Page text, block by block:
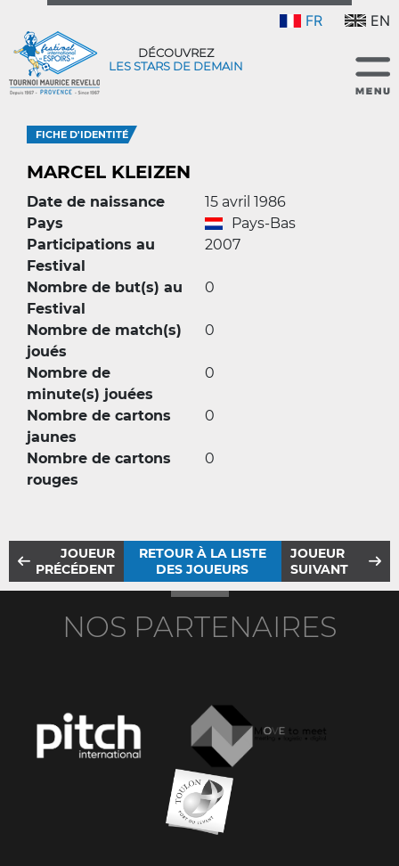
FR EN
DÉCOUVREZ
LES STARS DE DEMAIN
FICHE D'IDENTITÉ
MARCEL KLEIZEN
Date de naissance
15 avril 1986
Pays
Pays-Bas
Participations au
Festival
2007
Nombre de but(s) au
Festival
0
Nombre de match(s)
joués
0
Nombre de
minute(s) jouées
0
Nombre de cartons
jaunes
0
Nombre de cartons
rouges
0
JOUEUR
PRÉCÉDENT
RETOUR À LA LISTE
DES JOUEURS
JOUEUR
SUIVANT
NOS PARTENAIRES